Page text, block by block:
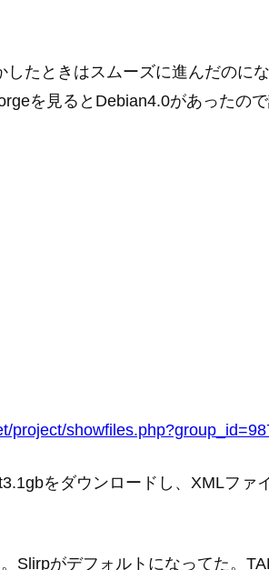
したときはスムーズに進んだのに
を見るとDebian4.0があったので
project/
をダウンロードし、XMLファ
Slirpがデフォルトになってた。